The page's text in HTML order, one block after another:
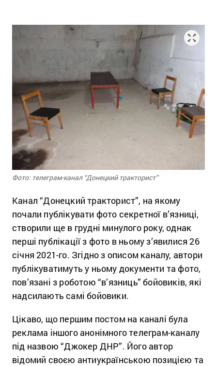
Фото: телеграм-канал “Донецкий тракторист”
Канал “Донецкий тракторист”, на якому
почали публікувати фото секретної в’язниці,
створили ще в грудні минулого року, однак
перші публікації з фото в ньому з’явилися 26
січня 2021-го. Згідно з описом каналу, автори
публікуватимуть у ньому документи та фото,
пов’язані з роботою “в’язниць” бойовиків, які
надсилають самі бойовики.
Цікаво, що першим постом на каналі була
реклама іншого анонімного телеграм-каналу
під назвою “Джокер ДНР”. Його автор
відомий своєю антиукраїнською позицією та